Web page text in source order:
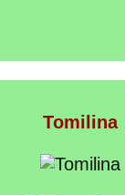
Tomilina